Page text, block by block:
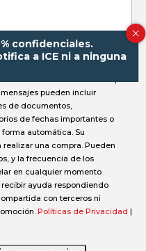
mensajes de texto, usted
pueden incluir
de documentos,
de fechas importantes o
automática. Su
una compra. Pueden
y la frecuencia de los
en cualquier momento
ayuda respondiendo
con terceros ni
Políticas de Privacidad |
confidenciales.
a ICE ni a ninguna